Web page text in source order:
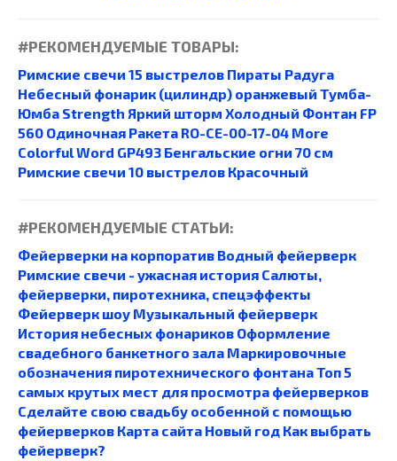
#РЕКОМЕНДУЕМЫЕ ТОВАРЫ:
Римские свечи 15 выстрелов Пираты Радуга
Небесный фонарик (цилиндр) оранжевый Тумба-
Юмба Strength Яркий шторм Холодный Фонтан FP
560 Одиночная Ракета RO-CE-00-17-04 More
Colorful Word GP493 Бенгальские огни 70 см
Римские свечи 10 выстрелов Красочный
#РЕКОМЕНДУЕМЫЕ СТАТЬИ:
Фейерверки на корпоративВодный фейерверк
Римские свечи - ужасная история Салюты,
фейерверки, пиротехника, спецэффекты
Фейерверк шоу Музыкальный фейерверк
История небесных фонариков Оформление
свадебного банкетного зала Маркировочные
обозначения пиротехнического фонтанаТоп 5
самых крутых мест для просмотра фейерверков
Сделайте свою свадьбу особенной с помощью
фейерверков Карта сайта Новый год Как выбрать
фейерверк?